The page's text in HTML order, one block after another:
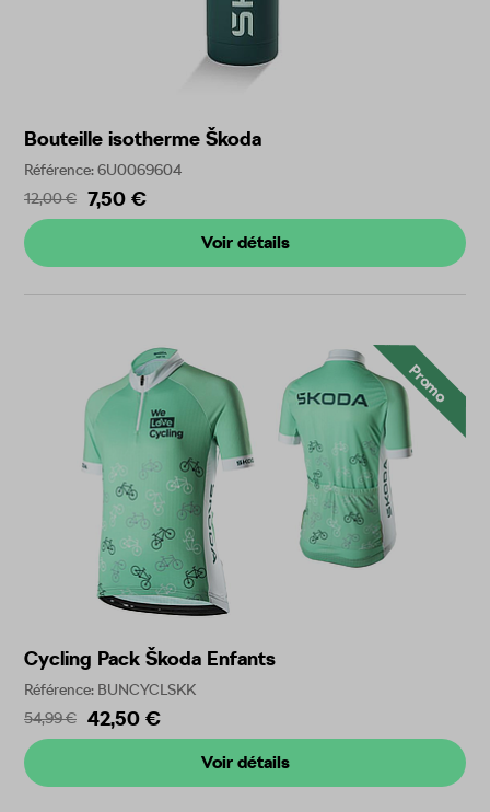
Bouteille isotherme Škoda
Référence: 6U0069604
12,00 €
7,50 €
Voir détails
Promo
Cycling Pack Škoda Enfants
Référence: BUNCYCLSKK
54,99 €
42,50 €
Voir détails